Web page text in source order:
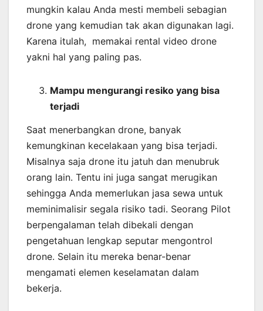
mungkin kalau Anda mesti membeli sebagian
drone yang kemudian tak akan digunakan lagi.
Karena itulah, memakai rental video drone
yakni hal yang paling pas.
Mampu mengurangi resiko yang bisa
terjadi
Saat menerbangkan drone, banyak
kemungkinan kecelakaan yang bisa terjadi.
Misalnya saja drone itu jatuh dan menubruk
orang lain. Tentu ini juga sangat merugikan
sehingga Anda memerlukan jasa sewa untuk
meminimalisir segala risiko tadi. Seorang Pilot
berpengalaman telah dibekali dengan
pengetahuan lengkap seputar mengontrol
drone. Selain itu mereka benar-benar
mengamati elemen keselamatan dalam
bekerja.